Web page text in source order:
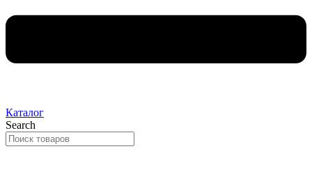
Каталог
Search